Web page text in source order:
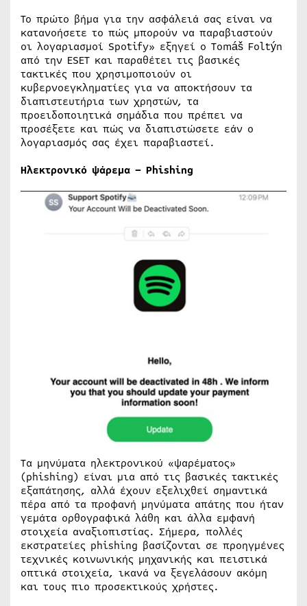
Το πρώτο βήμα για την ασφάλειά σας είναι να
κατανοήσετε το πώς μπορούν να παραβιαστούν
οι λογαριασμοί Spotify» εξηγεί ο Tomáš Foltýn
από την ESET και παραθέτει τις βασικές
τακτικές που χρησιμοποιούν οι
κυβερνοεγκληματίες για να αποκτήσουν τα
διαπιστευτήρια των χρηστών, τα
προειδοποιητικά σημάδια που πρέπει να
προσέξετε και πώς να διαπιστώσετε εάν ο
λογαριασμός σας έχει παραβιαστεί.
Ηλεκτρονικό ψάρεμα – Phishing
Τα μηνύματα ηλεκτρονικού «ψαρέματος»
(phishing) είναι μια από τις βασικές τακτικές
εξαπάτησης, αλλά έχουν εξελιχθεί σημαντικά
πέρα από τα προφανή μηνύματα απάτης που ήταν
γεμάτα ορθογραφικά λάθη και άλλα εμφανή
στοιχεία αναξιοπιστίας. Σήμερα, πολλές
εκστρατείες phishing βασίζονται σε προηγμένες
τεχνικές κοινωνικής μηχανικής και πειστικά
οπτικά στοιχεία, ικανά να ξεγελάσουν ακόμη
και τους πιο προσεκτικούς χρήστες.